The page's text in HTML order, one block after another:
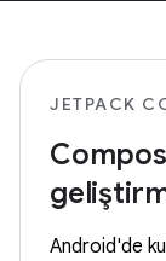
JETPACK
Android'de